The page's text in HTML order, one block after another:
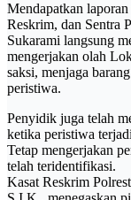
Mendapatkan
Reskrim, dan Sentra
Sukarami langsung
mengerjakan olah
saksi, menjaga
peristiwa.
Penyidik juga telah
ketika peristiwa
Tetap mengerjakan
telah teridentifikasi.
Kasat Reskrim